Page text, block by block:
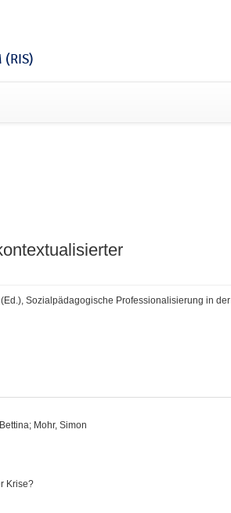
(RIS)
Sozialpädagogische Professionalisierung in der
Mohr, Simon
Krise?